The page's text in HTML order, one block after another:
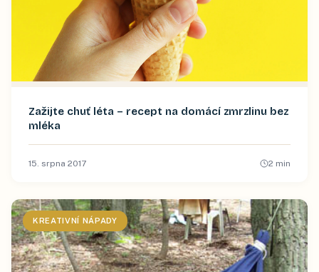
Zažijte chuť léta – recept na domácí zmrzlinu bez
mléka
15. srpna 2017 2 min
KREATIVNÍ NÁPADY